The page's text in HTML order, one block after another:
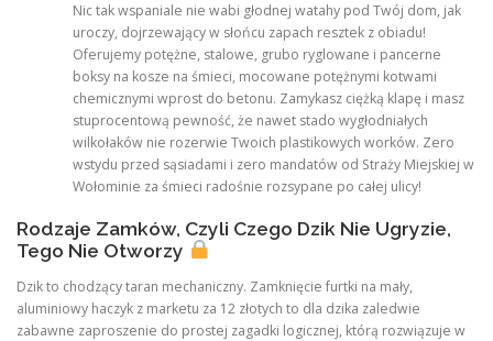
Nic tak wspaniale nie wabi głodnej watahy pod Twój dom, jak
uroczy, dojrzewający w słońcu zapach resztek z obiadu!
Oferujemy potężne, stalowe, grubo ryglowane i pancerne
boksy na kosze na śmieci, mocowane potężnymi kotwami
chemicznymi wprost do betonu. Zamykasz ciężką klapę i masz
stuprocentową pewność, że nawet stado wygłodniałych
wilkołaków nie rozerwie Twoich plastikowych worków. Zero
wstydu przed sąsiadami i zero mandatów od Straży Miejskiej w
Wołominie za śmieci radośnie rozsypane po całej ulicy!
Rodzaje Zamków, Czyli Czego Dzik Nie Ugryzie,
Tego Nie Otworzy
Dzik to chodzący taran mechaniczny. Zamknięcie furtki na mały,
aluminiowy haczyk z marketu za 12 złotych to dla dzika zaledwie
zabawne zaproszenie do prostej zagadki logicznej, którą rozwiązuje w